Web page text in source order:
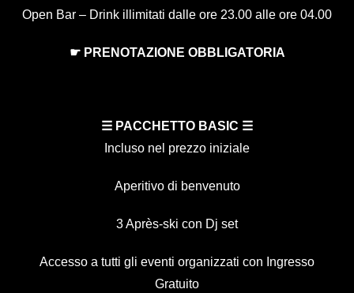
Open Bar – Drink illimitati dalle ore 23.00 alle ore 04.00
☛ PRENOTAZIONE OBBLIGATORIA
☰ PACCHETTO BASIC ☰
Incluso nel prezzo iniziale
Aperitivo di benvenuto
3 Après-ski con Dj set
Accesso a tutti gli eventi organizzati con Ingresso
Gratuito